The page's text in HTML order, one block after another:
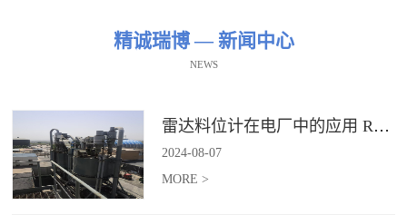
精诚瑞博 — 新闻中心
NEWS
雷达料位计在电厂中的应用 RBRDZB-71-6-C
2024-08-07
MORE >